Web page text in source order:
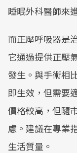
睡眠外科醫師來
而正壓呼吸器是
它通過提供正壓
發生。與手術相
即生效，但需要
價格較高，但隨
慮。建議在專業
生活質量。